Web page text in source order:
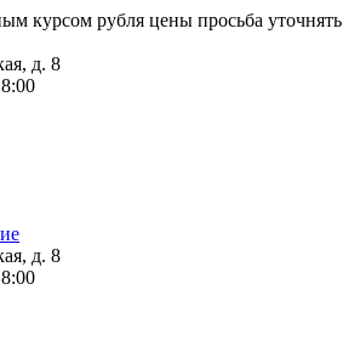
курсом рубля цены просьба уточнять
д. 8
д. 8